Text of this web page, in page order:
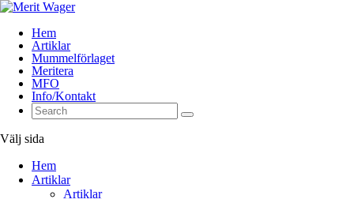
Hem
Artiklar
Mummelförlaget
Meritera
MFO
Info/Kontakt
Välj sida
Hem
Artiklar
Artiklar